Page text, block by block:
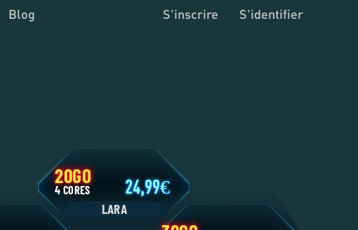
Blog S'identifier
S'inscrire
20GO
4 CORES 24,99
LARA